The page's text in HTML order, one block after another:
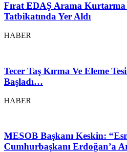
Fırat EDAŞ Arama
Tatbikatında Yer Aldı
HABER
Tecer Taş Kırma Ve Eleme
Başladı…
HABER
MESOB Başkanı Keskin:
Cumhurbaşkanı Erdoğan’a